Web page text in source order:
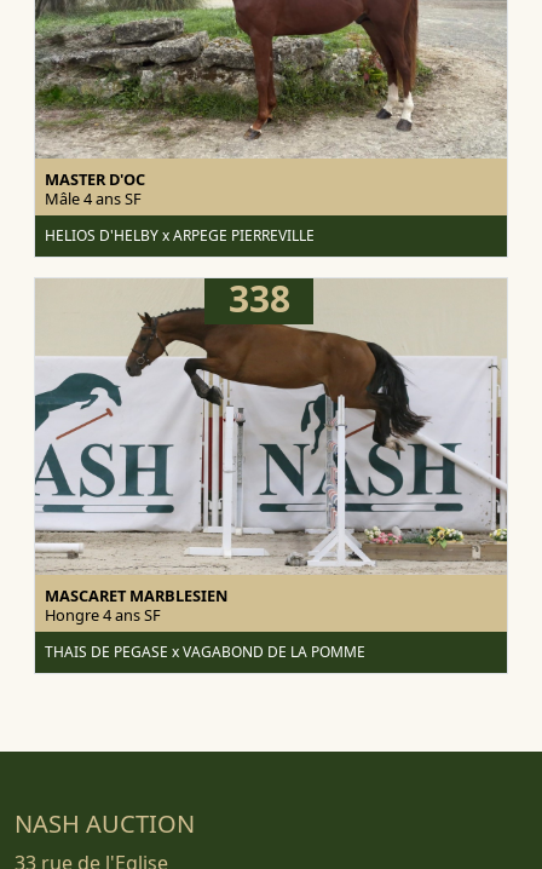
MASTER D'OC
Mâle 4 ansSF
HELIOS D'HELBY x ARPEGE PIERREVILLE
338
MASCARET MARBLESIEN
Hongre 4 ansSF
THAIS DE PEGASE x VAGABOND DE LA POMME
NASH AUCTION
33 rue de l'Eglise